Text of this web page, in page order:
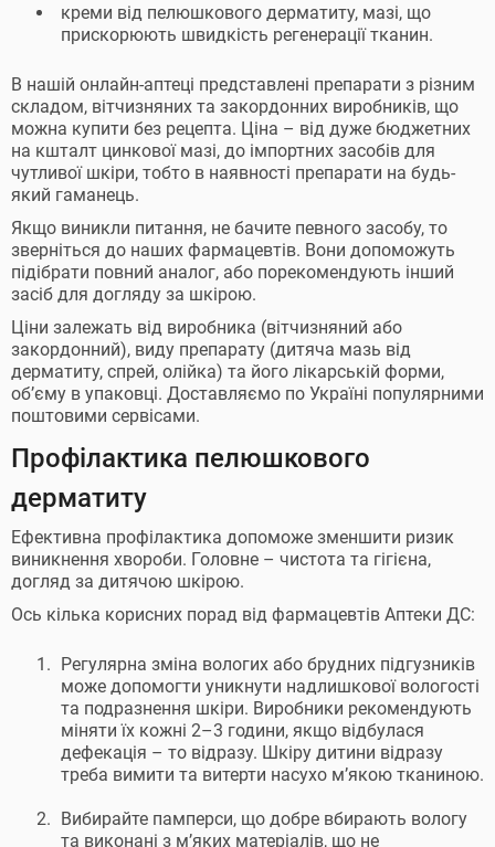
креми від пелюшкового дерматиту, мазі, що
прискорюють швидкість регенерації тканин.
В нашій онлайн-аптеці представлені препарати з різним
складом, вітчизняних та закордонних виробників, що
можна купити без рецепта. Ціна – від дуже бюджетних
на кшталт цинкової мазі, до імпортних засобів для
чутливої шкіри, тобто в наявності препарати на будь-
який гаманець.
Якщо виникли питання, не бачите певного засобу, то
зверніться до наших фармацевтів. Вони допоможуть
підібрати повний аналог, або порекомендують інший
засіб для догляду за шкірою.
Ціни залежать від виробника (вітчизняний або
закордонний), виду препарату (дитяча мазь від
дерматиту, спрей, олійка) та його лікарській форми,
об’єму в упаковці. Доставляємо по Україні популярними
поштовими сервісами.
Профілактика пелюшкового
дерматиту
Ефективна профілактика допоможе зменшити ризик
виникнення хвороби. Головне – чистота та гігієна,
догляд за дитячою шкірою.
Ось кілька корисних порад від фармацевтів Аптеки ДС:
Регулярна зміна вологих або брудних підгузників
може допомогти уникнути надлишкової вологості
та подразнення шкіри. Виробники рекомендують
міняти їх кожні 2–3 години, якщо відбулася
дефекація – то відразу. Шкіру дитини відразу
треба вимити та витерти насухо м’якою тканиною.
Вибирайте памперси, що добре вбирають вологу
та виконані з м’яких матеріалів, що не